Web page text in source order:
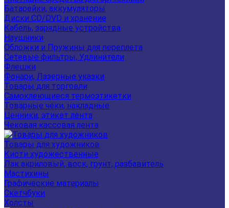
Батарейки, аккумуляторы
Диски CD/DVD и хранение
Кабель, зарядные устройства
Наушники
Обложки и Пружины для переплета
Сетевые фильтры, Удлинители
Флешки
Фонари, Лазерные указки
Товары для торговли
Самоклеющиеся термоэтикетки
Товарные чеки, накладные
Ценники, этикет лента
Чековая кассовая лента
Товары для художников
Кисти художественные
Лак акриловый, воск, грунт, разбавитель
Мастихины
Графические материалы
Скетчбуки
Холсты